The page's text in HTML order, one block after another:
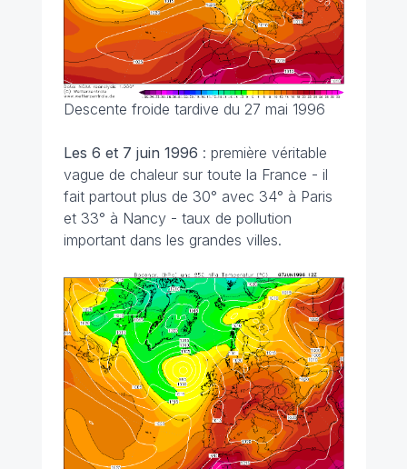
Descente froide tardive du 27 mai 1996
Les 6 et 7 juin 1996 : première véritable
vague de chaleur sur toute la France - il
fait partout plus de 30° avec 34° à Paris
et 33° à Nancy - taux de pollution
important dans les grandes villes.